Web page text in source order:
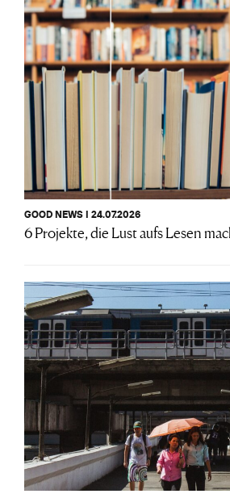
GOOD NEWS I 24.07.2026
6 Projekte, die Lust aufs Lesen